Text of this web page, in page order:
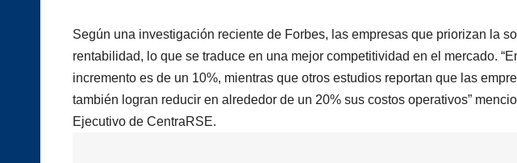
Según una investigación reciente de Forbes, las empresas que priorizan la
rentabilidad, lo que se traduce en una mejor competitividad en el mercado.
incremento es de un 10%, mientras que otros estudios reportan que las
también logran reducir en alrededor de un 20% sus costos operativos”
Ejecutivo de CentraRSE.